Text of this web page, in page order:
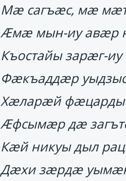
Мӕ сагъӕс, мӕ
Ӕмӕ мын-иу авӕр
Къостайы зарӕг-
Фӕкъаддӕр
Хӕларӕй
Ӕфсымӕр дӕ
Кӕй никуы дыл
Дӕхи зӕрдӕ